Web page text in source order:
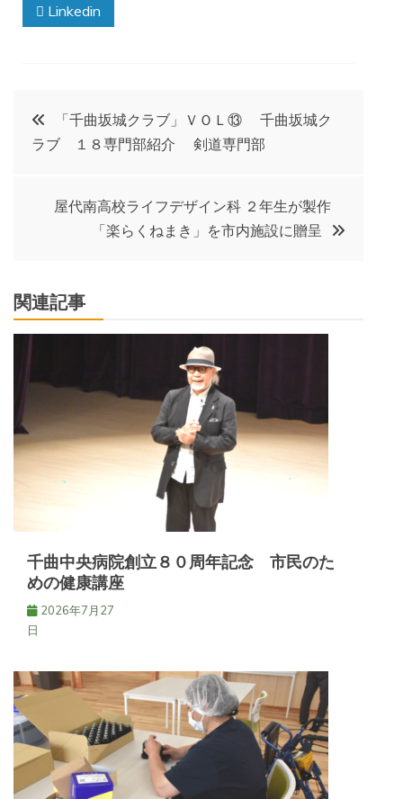
Linkedin
投
稿
ゲ
ー
シ
ョ
ン
「千曲坂城クラブ」ＶＯＬ⑬ 千曲坂城ク
ラブ １８専門部紹介 剣道専門部
屋代南高校ライフデザイン科 ２年生が製作
「楽らくねまき」を市内施設に贈呈
関連記事
千曲中央病院創立８０周年記念 市民のた
めの健康講座
2026年7月27
日